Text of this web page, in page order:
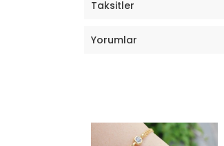
Taksitler
Yorumlar